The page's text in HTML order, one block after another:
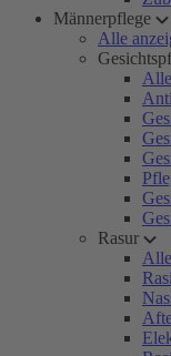
Männerpflege
Alle
Rasur